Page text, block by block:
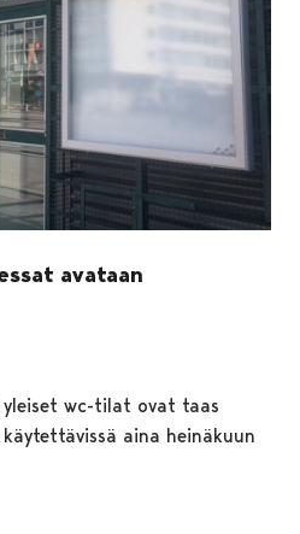
avataan
wc-tilat ovat taas
aina heinäkuun